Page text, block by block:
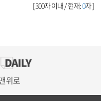
[ 300자 이내 / 현재:0자 ]
위로